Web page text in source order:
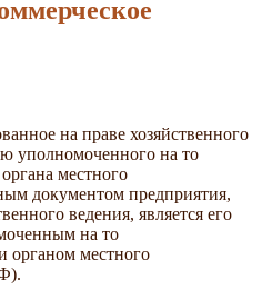
на праве хозяйственного
уполномоченного на то
местного
документом предприятия,
ведения, является его
на то
органом местного